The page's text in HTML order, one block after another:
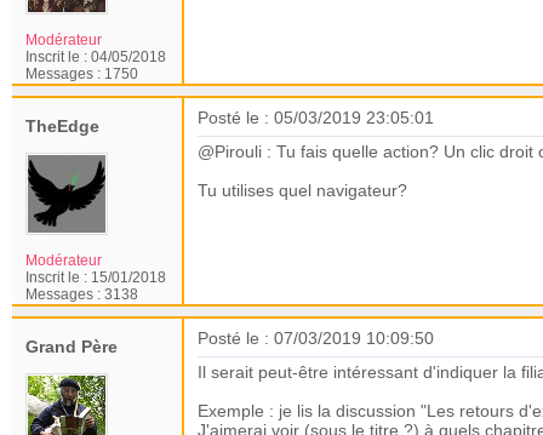
Modérateur
Inscrit le : 04/05/2018
Messages : 1750
TheEdge
Modérateur
Inscrit le : 15/01/2018
Messages : 3138
Posté le : 05/03/2019 23:05:01
@Pirouli : Tu fais quelle action? Un clic droit
Tu utilises quel navigateur?
Grand Père
Posté le : 07/03/2019 10:09:50
Il serait peut-être intéressant d'indiquer la
Exemple : je lis la discussion "Les retours
J'aimerai voir (sous le titre ?) à quels